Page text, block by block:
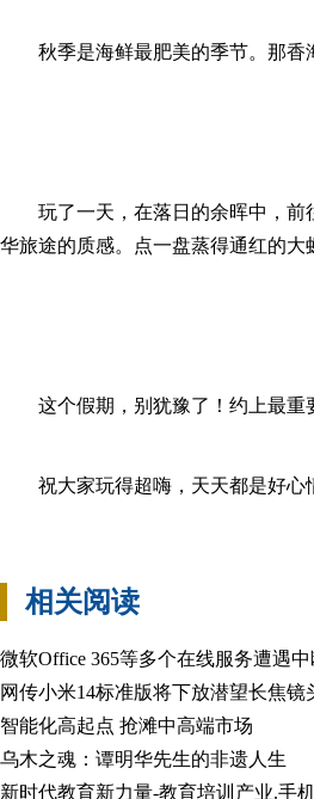
秋季是海鲜最肥美的季节。那
玩了一天，在落日的余晖中，
华旅途的质感。点一盘蒸得通红的
这个假期，别犹豫了！约上最
祝大家玩得超嗨，天天都是好心
相关阅读
网传小米14标准版将下放潜望长焦镜
智能化高起点 抢滩中高端市场
乌木之魂：谭明华先生的非遗人生
新时代教育新力量-教育培训产业.手